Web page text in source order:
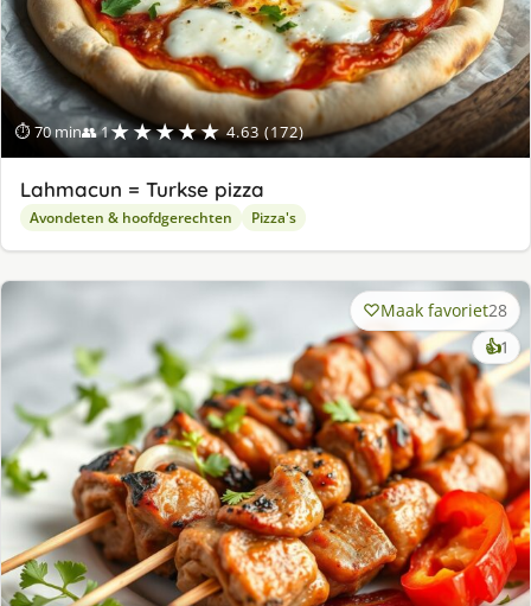
⏱ 70 min👥 1★★★★★ 4.63 (172)
Lahmacun = Turkse pizza
Avondeten & hoofdgerechten Pizza's
Maak favoriet28
👍1